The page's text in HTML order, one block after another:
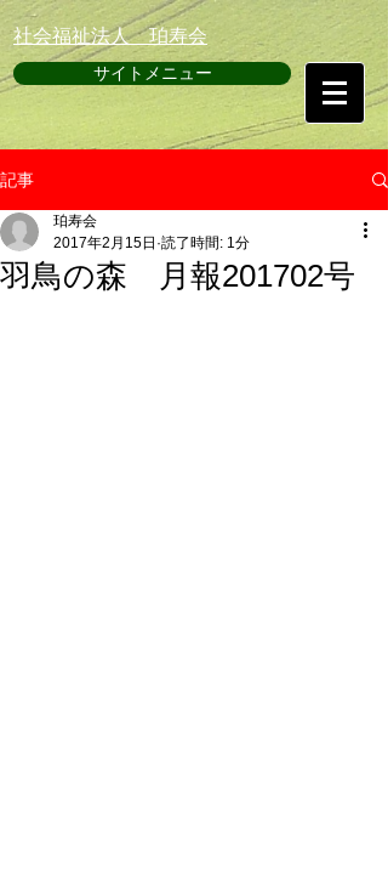
​社会福祉法人 珀寿会
サイトメニュー
記事
羽鳥の森 月報201702号
珀寿会
2017年2月15日 読了時間: 1分